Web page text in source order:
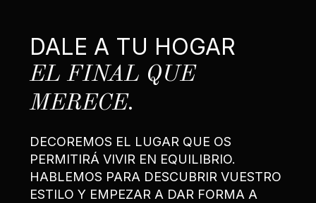
DALE A TU HOGAR
EL FINAL QUE
MERECE.
DECOREMOS EL LUGAR QUE OS
PERMITIRÁ VIVIR EN EQUILIBRIO.
HABLEMOS PARA DESCUBRIR VUESTRO
ESTILO Y EMPEZAR A DAR FORMA A